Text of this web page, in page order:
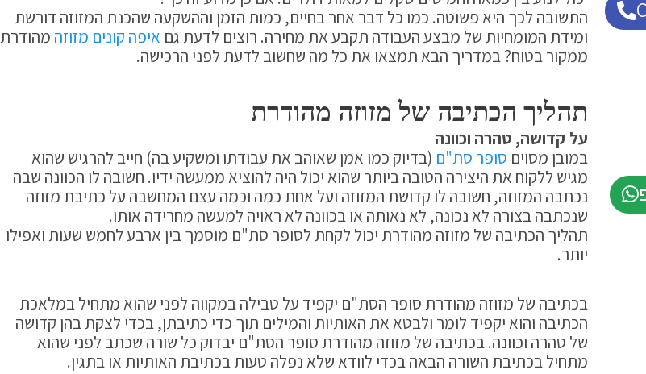
התשובה לכך היא פשוטה. כמו כל דבר אחר בחיים, כמות הזמן וההשקעה שהכנת המזוזה דורשת
ומידת המומחיות של מבצע העבודה תקבע את מחירה. רוצים לדעת גם איפה קונים מזוזה מהודרת
ממקור בטוח? במדריך הבא תמצאו את כל מה שחשוב לדעת לפני הרכישה.
תהליך הכתיבה של מזוזה מהודרת
על קדושה, טהרה וכוונה
במובן מסוים סופר סת"ם (בדיוק כמו אמן שאוהב את עבודתו ומשקיע בה) חייב להרגיש שהוא
מגיש ללקוח את היצירה הטובה ביותר שהוא יכול היה להוציא ממעשה ידיו. חשובה לו הכוונה שבה
נכתבה המזוזה, חשובה לו קדושת המזוזה ועל אחת כמה וכמה עצם המחשבה על כתיבת מזוזה
שנכתבה בצורה לא נכונה, לא נאותה או בכוונה לא ראויה למעשה מחרידה אותו.
תהליך הכתיבה של מזוזה מהודרת יכול לקחת לסופר סת"ם מוסמך בין ארבע לחמש שעות ואפילו
יותר.
בכתיבה של מזוזה מהודרת סופר הסת"ם יקפיד על טבילה במקווה לפני שהוא מתחיל במלאכת
הכתיבה והוא יקפיד לומר ולבטא את האותיות והמילים תוך כדי כתיבתן, בכדי לצקת בהן קדושה
של טהרה וכוונה. בכתיבה של מזוזה מהודרת סופר הסת"ם יבדוק כל שורה שכתב לפני שהוא
מתחיל בכתיבת השורה הבאה בכדי לוודא שלא נפלה טעות בכתיבת האותיות או בתגין.